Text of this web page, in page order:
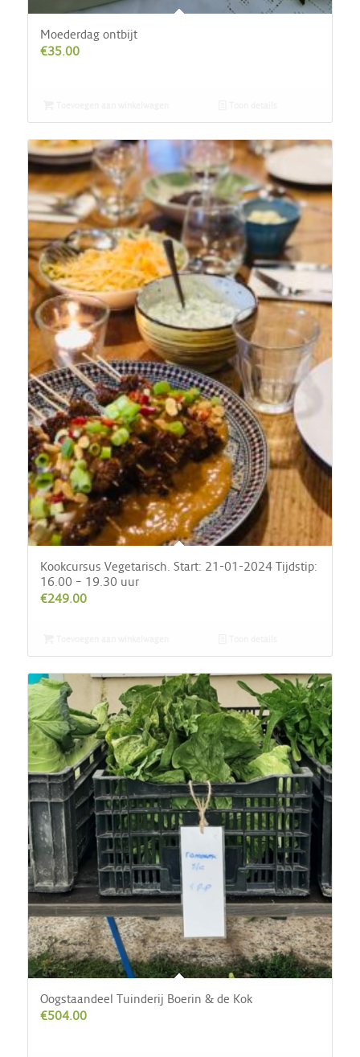
Moederdag ontbijt
€35.00
Kookcursus Vegetarisch. Start: 21-01-2024 Tijdstip:
16.00 – 19.30 uur
€249.00
Oogstaandeel Tuinderij Boerin & de Kok
€504.00